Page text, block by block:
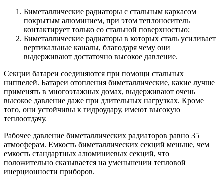
Биметаллические радиаторы с стальным каркасом
покрытым алюминием, при этом теплоноситель
контактирует только со стальной поверхностью;
Биметаллические радиаторы в которых сталь усиливает
вертикальные каналы, благодаря чему они
выдерживают достаточно высокое давление.
Секции батареи соединяются при помощи стальных
ниппелей. Батареи отопления биметаллические, какие лучше
применять в многоэтажных домах, выдерживают очень
высокое давление даже при длительных нагрузках. Кроме
того, они устойчивы к гидроудару, имеют высокую
теплоотдачу.
Рабочее давление биметаллических радиаторов равно 35
атмосферам. Емкость биметаллических секций меньше, чем
емкость стандартных алюминиевых секций, что
положительно сказывается на уменьшении тепловой
инерционности приборов.